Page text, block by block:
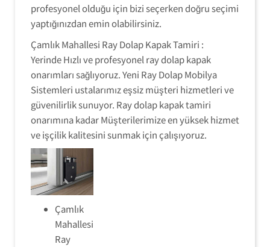
profesyonel olduğu için bizi seçerken doğru seçimi
yaptığınızdan emin olabilirsiniz.
Çamlık Mahallesi Ray Dolap Kapak Tamiri :
Yerinde Hızlı ve profesyonel ray dolap kapak
onarımları sağlıyoruz. Yeni Ray Dolap Mobilya
Sistemleri ustalarımız eşsiz müşteri hizmetleri ve
güvenilirlik sunuyor. Ray dolap kapak tamiri
onarımına kadar Müşterilerimize en yüksek hizmet
ve işçilik kalitesini sunmak için çalışıyoruz.
Çamlık
Mahallesi
Ray